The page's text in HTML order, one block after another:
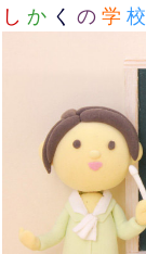
し か く の 学 校